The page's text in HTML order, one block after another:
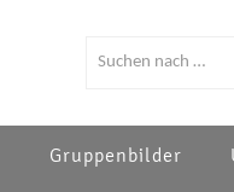
Gruppenbilder